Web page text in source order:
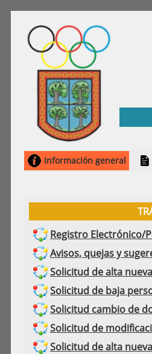
Información general
Registro Electrónico/
Avisos, quejas y
Solicitud de alta
Solicitud de baja
Solicitud cambio de
Solicitud de
Solicitud de alta